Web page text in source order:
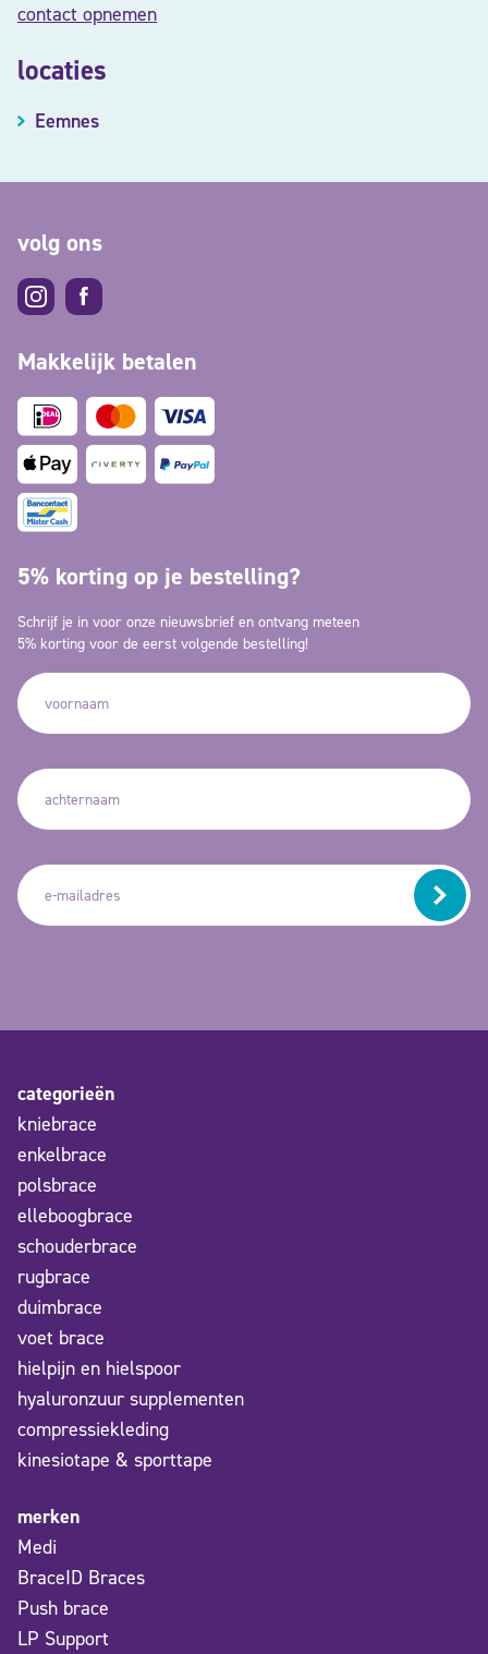
contact opnemen
locaties
Eemnes
volg ons
Makkelijk betalen
5% korting op je bestelling?
Schrijf je in voor onze nieuwsbrief en ontvang meteen
5% korting voor de eerst volgende bestelling!
categorieën
kniebrace
enkelbrace
polsbrace
elleboogbrace
schouderbrace
rugbrace
duimbrace
voet brace
hielpijn en hielspoor
hyaluronzuur supplementen
compressiekleding
kinesiotape & sporttape
merken
Medi
BraceID Braces
Push brace
LP Support